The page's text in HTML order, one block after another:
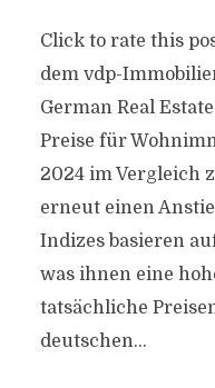
Click to rate this
dem vdp-
German Real
Preise für
2024 im Vergleich
erneut einen
Indizes basieren
was ihnen eine
tatsächliche
deutschen...